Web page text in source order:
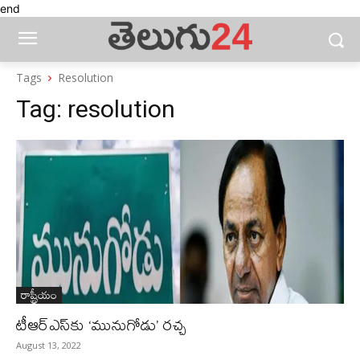
end
Tags Resolution
Tag: resolution
రాష్ట్రీయం
టీఆర్ఎస్‌కు ‘మునుగోడు’ రచ్చ
August 13, 2022